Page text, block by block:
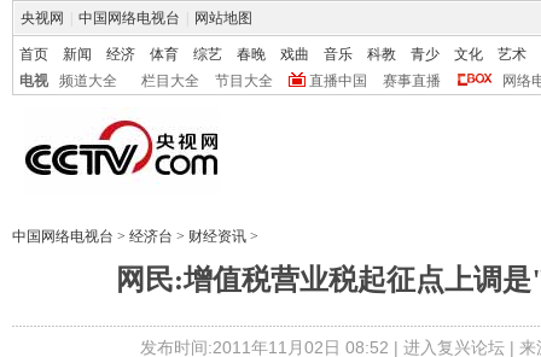
央视网 中国网络电视台 网站地图
首页 新闻 经济 体育 综艺 春晚 戏曲 音乐 科教 青少 文化
艺术
电视
频道大全 栏目大全 节目大全 直播中国 赛事直播 网络
中国网络电视台 > 经济台 > 财经资讯 >
网民:增值税营业税起征点上调
发布时间:2011年11月02日 08:52 | 进入复兴论坛| 来